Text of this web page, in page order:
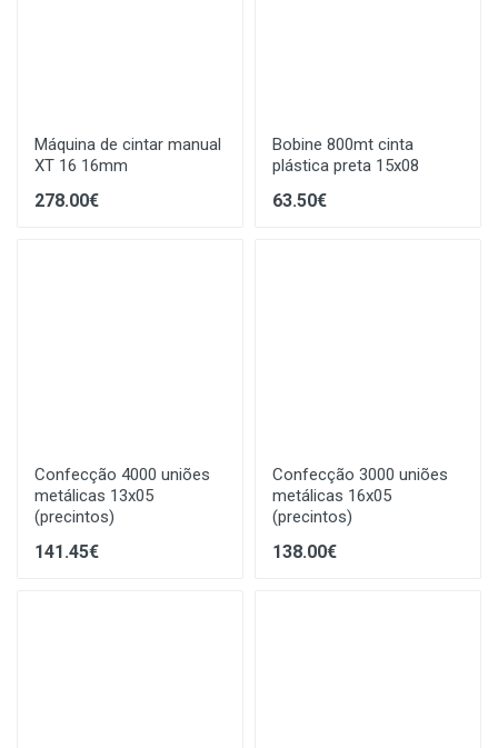
Máquina de cintar manual
XT 16 16mm
278.00€
Bobine 800mt cinta
plástica preta 15x08
63.50€
Confecção 4000 uniões
metálicas 13x05
(precintos)
141.45€
Confecção 3000 uniões
metálicas 16x05
(precintos)
138.00€